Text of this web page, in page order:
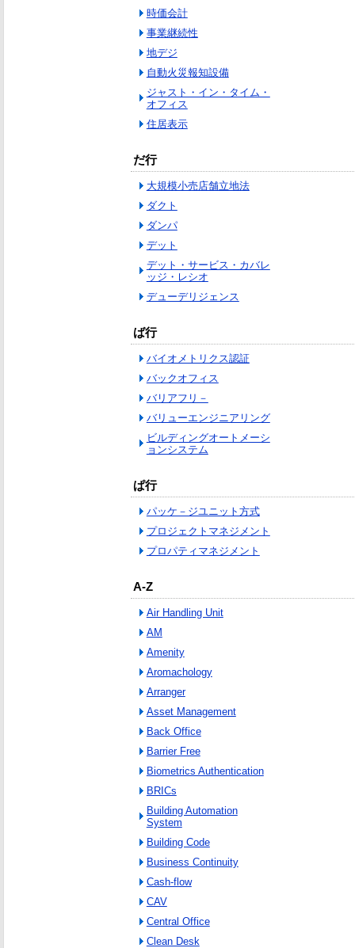
時価会計
事業継続性
地デジ
自動火災報知設備
ジャスト・イン・タイム・
オフィス
住居表示
だ行
大規模小売店舗立地法
ダクト
ダンパ
デット
デット・サービス・カバレ
ッジ・レシオ
デューデリジェンス
ば行
バイオメトリクス認証
バックオフィス
バリアフリ－
バリューエンジニアリング
ビルディングオートメーシ
ョンシステム
ぱ行
パッケ－ジユニット方式
プロジェクトマネジメント
プロパティマネジメント
A-Z
Air Handling Unit
AM
Amenity
Aromachology
Arranger
Asset Management
Back Office
Barrier Free
Biometrics Authentication
BRICs
Building Automation
System
Building Code
Business Continuity
Cash-flow
CAV
Central Office
Clean Desk